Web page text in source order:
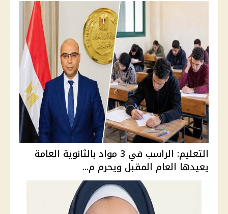
التعليم: الراسب في 3 مواد بالثانوية العامة
يعيدها العام المقبل ويحرم م...